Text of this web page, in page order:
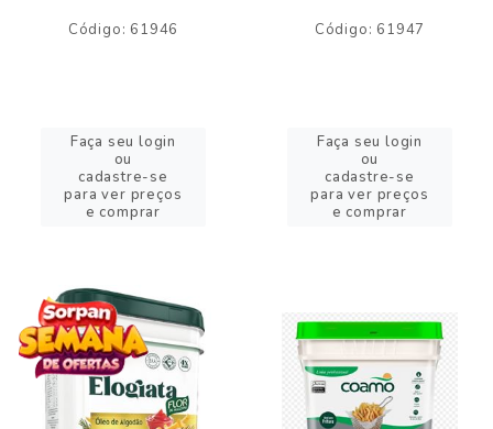
Código: 61946
Faça seu login
ou
cadastre-se
para ver preços
e comprar
Código: 61947
Faça seu login
ou
cadastre-se
para ver preços
e comprar